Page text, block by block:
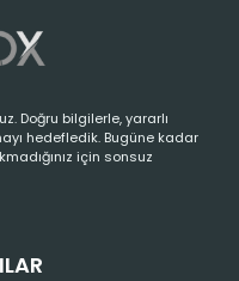
Doğru bilgilerle, yararlı
hedefledik. Bugüne kadar
için sonsuz